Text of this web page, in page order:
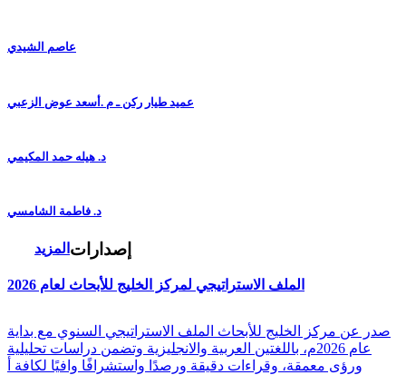
عاصم الشيدي
عميد طيار ركن ـ م .أسعد عوض الزعبي
د. هيله حمد المكيمي
د. فاطمة الشامسي
المزيد إصدارات
الملف الاستراتيجي لمركز الخليج للأبحاث لعام 2026
صدر عن مركز الخليج للأبحاث الملف الاستراتيجي السنوي مع بداية
عام 2026م، باللغتين العربية والانجليزية وتضمن دراسات تحليلية
ورؤى معمقة، وقراءات دقيقة ورصدًا واستشرافًا وافيًا لكافة أ